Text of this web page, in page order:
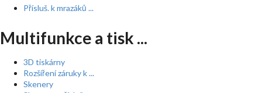
Přísluš. k mrazáků ...
Multifunkce a tisk ...
3D tiskárny
Rozšíření záruky k ...
Skenery